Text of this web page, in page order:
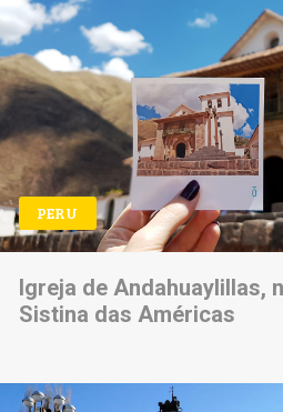
PERU
Igreja de Andahuaylillas,
Sistina das Américas